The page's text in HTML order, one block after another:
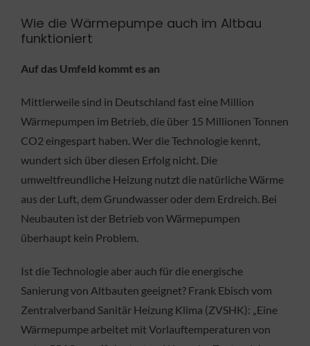
Wie die Wärmepumpe auch im Altbau
funktioniert
Auf das Umfeld kommt es an
Mittlerweile sind in Deutschland fast eine Million
Wärmepumpen im Betrieb, die über 15 Millionen Tonnen
CO2 eingespart haben. Wer die Technologie kennt,
wundert sich über diesen Erfolg nicht. Die
umweltfreundliche Heizung nutzt die natürliche Wärme
aus der Luft, dem Grundwasser oder dem Erdreich. Bei
Neubauten ist der Betrieb von Wärmepumpen
überhaupt kein Problem.
Ist die Technologie aber auch für die energische
Sanierung von Altbauten geeignet? Frank Ebisch vom
Zentralverband Sanitär Heizung Klima (ZVSHK): „Eine
Wärmepumpe arbeitet mit Vorlauftemperaturen von